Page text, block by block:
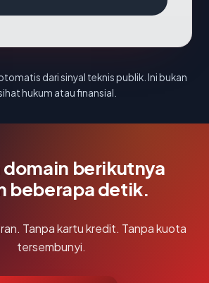
dari sinyal teknis publik. Ini bukan
hukum atau finansial.
domain berikutnya
beberapa detik.
Tanpa kartu kredit. Tanpa kuota
tersembunyi.